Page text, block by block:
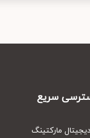
سریع
مارکتینگ